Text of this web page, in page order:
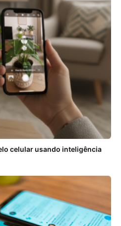
celular usando inteligência